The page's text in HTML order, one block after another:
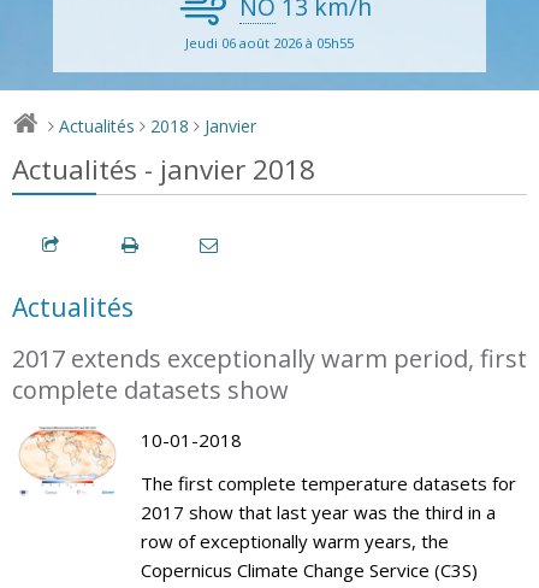
NO 13 km/h
Jeudi 06 août 2026 à 05h55
> Actualités > 2018 > Janvier
Actualités - janvier 2018
Actualités
2017 extends exceptionally warm period, first
complete datasets show
10-01-2018
The first complete temperature datasets for
2017 show that last year was the third in a
row of exceptionally warm years, the
Copernicus Climate Change Service (C3S)